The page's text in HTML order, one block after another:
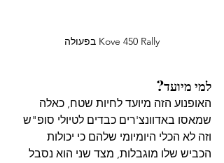
Kove 450 Rally בפעולה
למי מיועד?
האופנוע הזה מיועד לחיות שטח, כאלה
שמאסו באדוונצ'רים כבדים לטיולי סופ"ש
וזה לא הכלי היומיומי שלהם כי יכולות
הכביש שלו מוגבלות, מצד שני הוא נסבל